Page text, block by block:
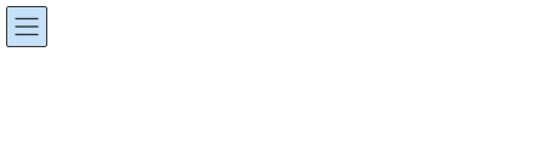
コ
ン
ナ
ビ